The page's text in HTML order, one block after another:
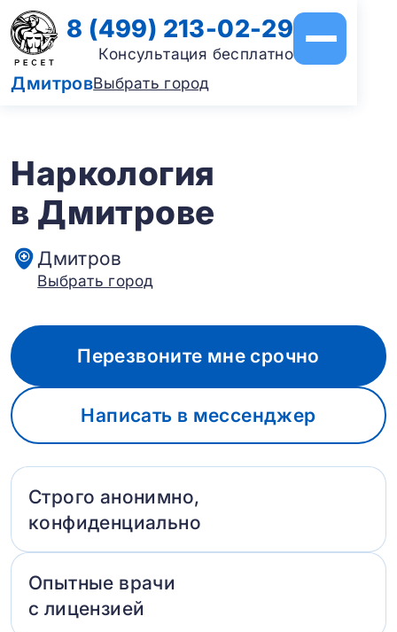
ДмитровВыбрать город
8 (499) 213-02-29
Консультация бесплатно
Наркология
в Дмитрове
Дмитров
Выбрать город
Перезвоните мне срочно
Написать в мессенджер
Строго анонимно,
конфиденциально
Опытные врачи
с лицензией